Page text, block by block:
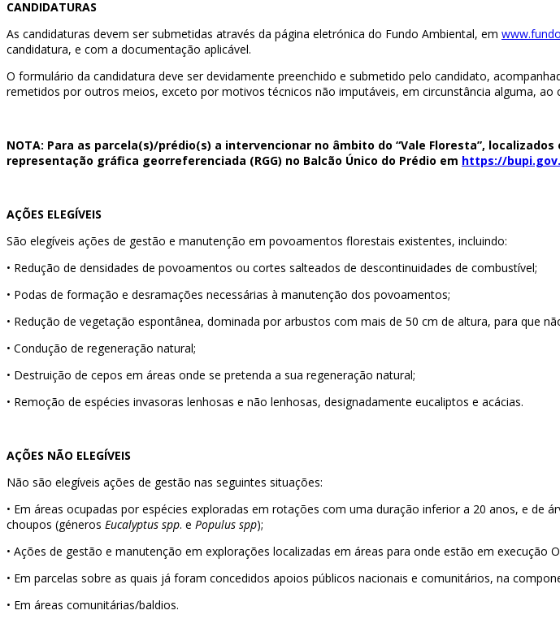
CANDIDATURAS
As candidaturas devem ser submetidas através da página eletrónica do Fundo Ambiental, em
candidatura, e com a documentação aplicável.
O formulário da candidatura deve ser devidamente preenchido e submetido pelo candidato,
remetidos por outros meios, exceto por motivos técnicos não imputáveis, em circunstância alguma, ao
NOTA: Para as parcela(s)/prédio(s) a intervencionar no âmbito do “Vale Floresta”,
representação gráfica georreferenciada (RGG) no Balcão Único do Prédio em https://
AÇÕES ELEGÍVEIS
São elegíveis ações de gestão e manutenção em povoamentos florestais existentes, incluindo:
• Redução de densidades de povoamentos ou cortes salteados de descontinuidades de combustível;
• Podas de formação e desramações necessárias à manutenção dos povoamentos;
• Redução de vegetação espontânea, dominada por arbustos com mais de 50 cm de altura, para que
• Condução de regeneração natural;
• Destruição de cepos em áreas onde se pretenda a sua regeneração natural;
• Remoção de espécies invasoras lenhosas e não lenhosas, designadamente eucaliptos e acácias.
AÇÕES NÃO ELEGÍVEIS
Não são elegíveis ações de gestão nas seguintes situações:
• Em áreas ocupadas por espécies exploradas em rotações com uma duração inferior a 20 anos, e de
choupos (géneros Eucalyptus spp. e Populus spp);
• Ações de gestão e manutenção em explorações localizadas em áreas para onde estão em execução
• Em parcelas sobre as quais já foram concedidos apoios públicos nacionais e comunitários, na
• Em áreas comunitárias/baldios.